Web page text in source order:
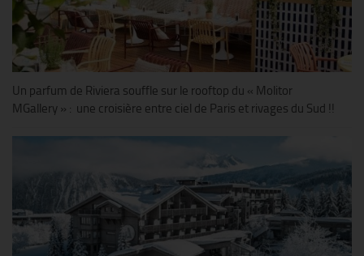
Un parfum de Riviera souffle sur le rooftop du « Molitor
MGallery » : une croisière entre ciel de Paris et rivages du Sud !!